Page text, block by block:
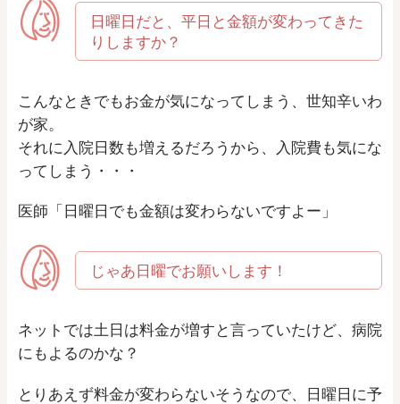
日曜日だと、平日と金額が変わってきた
りしますか？
こんなときでもお金が気になってしまう、世知辛いわ
が家。
それに入院日数も増えるだろうから、入院費も気にな
ってしまう・・・
医師「日曜日でも金額は変わらないですよー」
じゃあ日曜でお願いします！
ネットでは土日は料金が増すと言っていたけど、病院
にもよるのかな？
とりあえず料金が変わらないそうなので、日曜日に予